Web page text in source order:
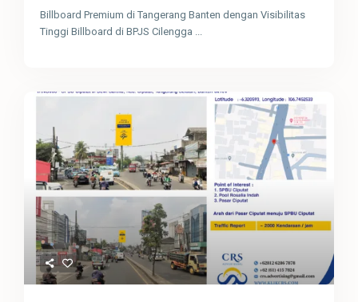
Billboard Premium di Tangerang Banten dengan Visibilitas
Tinggi Billboard di BPJS Cilengga